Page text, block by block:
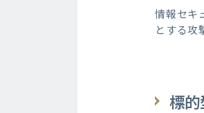
情報セキ
とする攻
標的